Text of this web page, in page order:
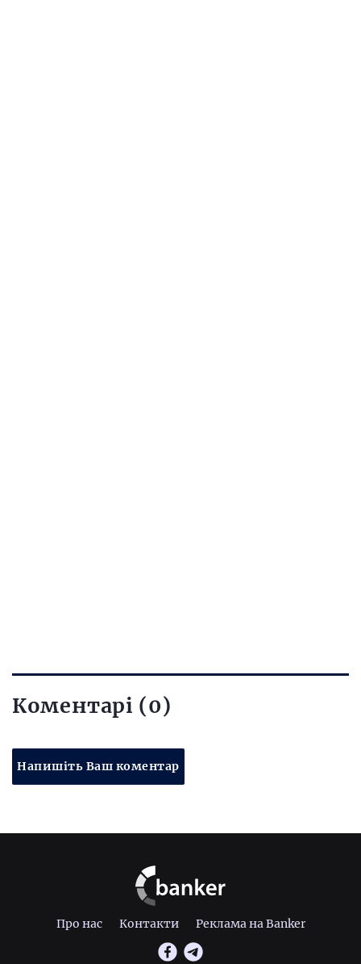
Коментарі (0)
Напишіть Ваш коментар
Про нас Контакти Реклама на Banker